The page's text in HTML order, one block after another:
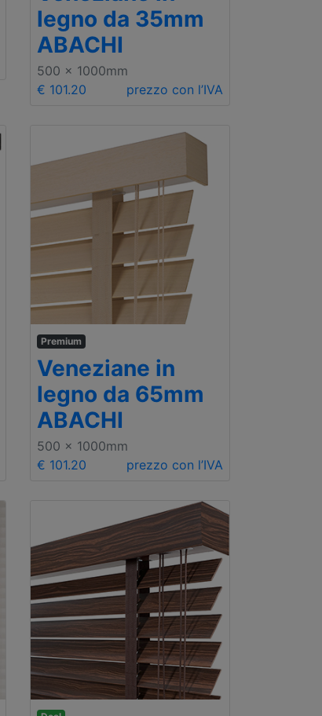
legno da 35mm
ABACHI
500 x 1000mm
€ 101.20
prezzo con l’IVA
Premium
Veneziane in
legno da 65mm
ABACHI
500 x 1000mm
€ 101.20
prezzo con l’IVA